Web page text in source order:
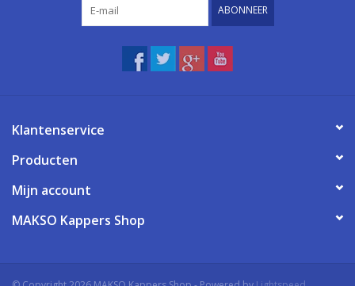
ABONNEER
Klantenservice
Producten
Mijn account
MAKSO Kappers Shop